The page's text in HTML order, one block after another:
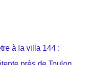
à la villa 144 :